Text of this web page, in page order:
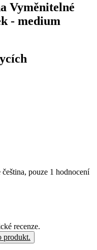
Vyměnitelné
- medium
pouze 1 hodnocení
recenze.
produkt.